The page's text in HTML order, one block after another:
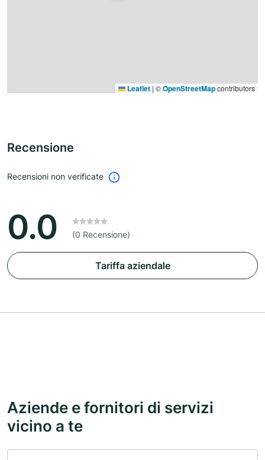
Leaflet | ©OpenStreetMapcontributors
Recensione
Recensioni non verificate
0.0 (0 Recensione)
Tariffa aziendale
Aziende e fornitori di servizi
vicino a te